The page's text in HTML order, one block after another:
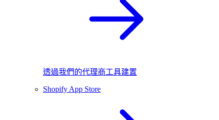
透過我們的代理商工具建置
Shopify App Store